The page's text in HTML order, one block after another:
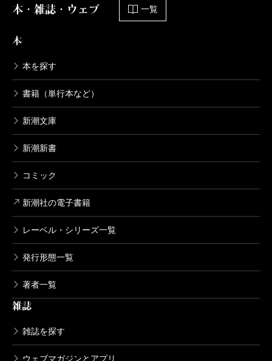
本・雑誌・ウェブ 一覧
本
本を探す
書籍（単行本など）
新潮文庫
新潮新書
コミック
新潮社の電子書籍
レーベル・シリーズ一覧
発行形態一覧
著者一覧
雑誌
雑誌を探す
ウェブマガジンとアプリ